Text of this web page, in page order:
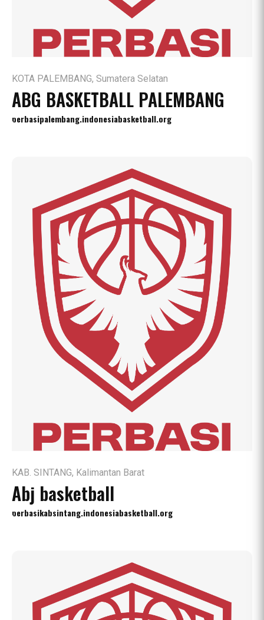
KOTA PALEMBANG, Sumatera Selatan
ABG BASKETBALL PALEMBANG
perbasipalembang.indonesiabasketball.org
KAB. SINTANG, Kalimantan Barat
Abj basketball
perbasikabsintang.indonesiabasketball.org